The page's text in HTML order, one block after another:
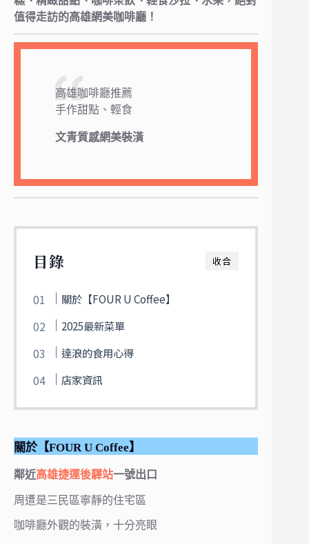
值得走訪的高雄網美咖啡廳！
高雄咖啡廳推薦
手作甜點、輕食
文青質感網美裝潢
收合
目錄
關於【FOUR U Coffee】
2025最新菜單
達浪的食用心得
店家資訊
關於【FOUR U Coffee】
鄰近高雄捷運後驛站一號出口
周遭是三民區寧靜的住宅區
咖啡廳外觀的裝潢，十分亮眼